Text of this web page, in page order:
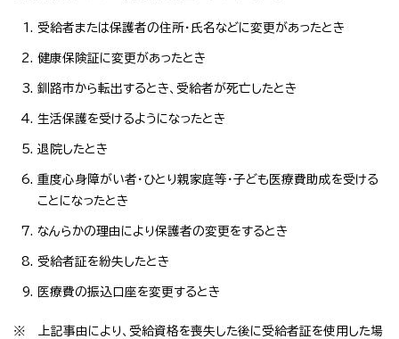
受給者または保護者の住所・氏名などに変更があったとき
健康保険証に変更があったとき
釧路市から転出するとき、受給者が死亡したとき
生活保護を受けるようになったとき
退院したとき
重度心身障がい者・ひとり親家庭等・子ども医療費助成を受ける
ことになったとき
なんらかの理由により保護者の変更をするとき
受給者証を紛失したとき
医療費の振込口座を変更するとき
※ 上記事由により、受給資格を喪失した後に受給者証を使用した場